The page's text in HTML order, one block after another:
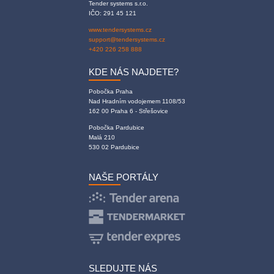
Tender systems s.r.o.
IČO: 291 45 121
www.tendersystems.cz
support@tendersystems.cz
+420 226 258 888
KDE NÁS NAJDETE?
Pobočka Praha
Nad Hradním vodojemem 1108/53
162 00 Praha 6 - Střešovice
Pobočka Pardubice
Malá 210
530 02 Pardubice
NAŠE PORTÁLY
SLEDUJTE NÁS